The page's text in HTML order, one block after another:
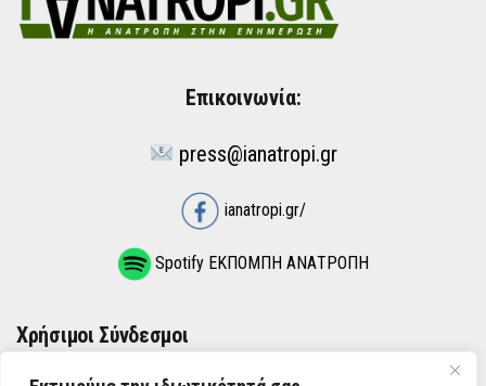
Επικοινωνία:
press@ianatropi.gr
ianatropi.gr/
Spotify ΕΚΠΟΜΠΗ ΑΝΑΤΡΟΠΗ
Χρήσιμοι Σύνδεσμοι